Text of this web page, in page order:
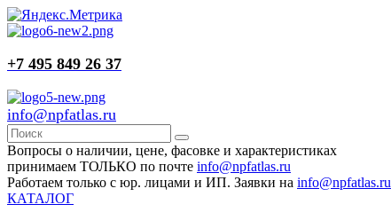
+7 495 849 26 37
info@npfatlas.ru
Вопросы о наличии, цене, фасовке и характеристиках
принимаем ТОЛЬКО по почте info@npfatlas.ru
Работаем только с юр. лицами и ИП. Заявки на info@npfatlas.ru
КАТАЛОГ